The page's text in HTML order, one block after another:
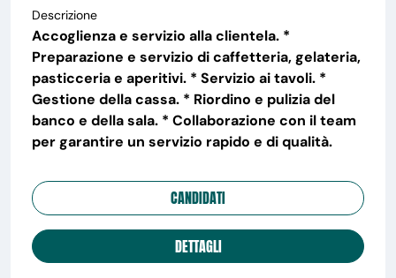
Descrizione
Accoglienza e servizio alla clientela. *
Preparazione e servizio di caffetteria, gelateria,
pasticceria e aperitivi. * Servizio ai tavoli. *
Gestione della cassa. * Riordino e pulizia del
banco e della sala. * Collaborazione con il team
per garantire un servizio rapido e di qualità.
CANDIDATI
DETTAGLI